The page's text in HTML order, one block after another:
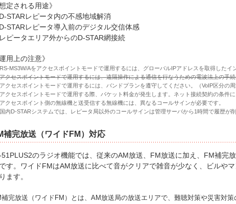
想定される用途》
D-STARレピータ内の不感地域解消
D-STARレピータ導入前のデジタル交信体感
レピータエリア外からのD-STAR網接続
運用上の注意》
RS-MS3W/Aをアクセスポイントモードで運用するには、グローバルIPアドレスを取得したイ
クセスポイントモードで運用するには、遠隔操作による通信を行なうための電波法上の手
アクセスポイントモードで運用するには、バンドプランを遵守してください。（VoIP区分の周
アクセスポイントモードで運用する際、パケット料金が発生します。ネット接続契約の条件
アクセスポイント側の無線機と送受信する無線機には、異なるコールサインが必要です。
国内D-STARシステムでは、レピータ局以外のコールサインは管理サーバから1時間で履歴が削
補完放送（ワイドFM）対応
51PLUS2のラジオ機能では、従来のAM放送、FM放送に加え、FM補完
す。ワイドFMはAM放送に比べて音がクリアで雑音が少なく、ビルや
ます。
補完放送（ワイドFM）とは、AM放送局の放送エリアで、難聴対策や災害対